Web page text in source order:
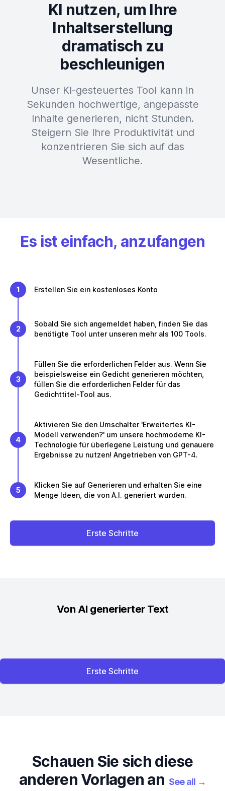
KI nutzen, um Ihre
Inhaltserstellung
dramatisch zu
beschleunigen
Unser KI-gesteuertes Tool kann in
Sekunden hochwertige, angepasste
Inhalte generieren, nicht Stunden.
Steigern Sie Ihre Produktivität und
konzentrieren Sie sich auf das
Wesentliche.
Es ist einfach, anzufangen
1 Erstellen Sie ein kostenloses Konto
2
Sobald Sie sich angemeldet haben, finden Sie das
benötigte Tool unter unseren mehr als 100 Tools.
3
Füllen Sie die erforderlichen Felder aus. Wenn Sie
beispielsweise ein Gedicht generieren möchten,
füllen Sie die erforderlichen Felder für das
Gedichttitel-Tool aus.
4
Aktivieren Sie den Umschalter 'Erweitertes KI-
Modell verwenden?' um unsere hochmoderne KI-
Technologie für überlegene Leistung und genauere
Ergebnisse zu nutzen! Angetrieben von GPT-4.
5
Klicken Sie auf Generieren und erhalten Sie eine
Menge Ideen, die von A.I. generiert wurden.
Erste Schritte
Von AI generierter Text
Erste Schritte
Schauen Sie sich diese
anderen Vorlagen an See all →